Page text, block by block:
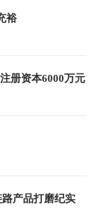
裕
册资本6000万元
产品打磨纪实